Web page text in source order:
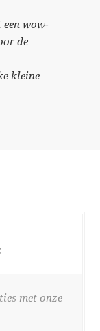
een wow-
de
kleine
met onze